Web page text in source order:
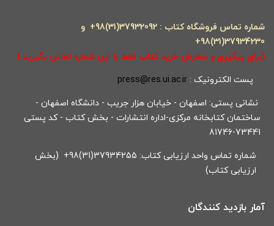
شماره تماس فروشگاه کتاب : 37932092(31)98+ و
37934230(31)98+
(برای پیگیری و سفارش خرید کتاب فقط با این شماره تماس بگیرید.)
پست الکترونیک : press@res.ui.ac.ir
نشانی پستی: اصفهان - خیابان هزار جریب - دانشگاه اصفهان -
ساختمان کتابخانه مرکزی-اداره انتشارات - بخش کتاب - کد پستی
73441-81746
شماره تماس واحد ارزیابی کتاب: 37934255(31)98+ (بخش
ارزیابی کتاب)
آمار بازدید کنندگان